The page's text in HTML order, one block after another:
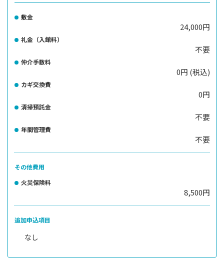
敷金
24,000円
礼金（入館料）
不要
仲介手数料
0円 (税込)
カギ交換費
0円
清掃預託金
不要
年間管理費
不要
その他費用
火災保険料
8,500円
追加申込項目
なし